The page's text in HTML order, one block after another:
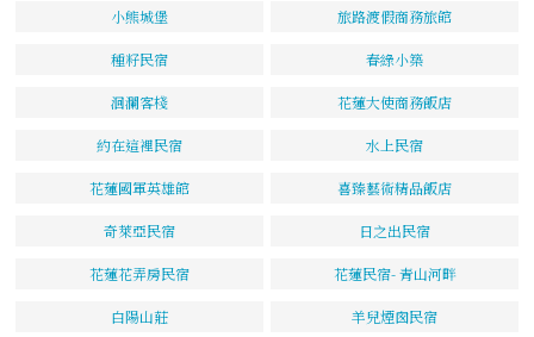
小熊城堡 旅路渡假商務旅館
種籽民宿 春綠小築
洄瀾客棧 花蓮大使商務飯店
約在這裡民宿 水上民宿
花蓮國軍英雄館 喜臻藝術精品飯店
奇萊亞民宿 日之出民宿
花蓮花弄房民宿 花蓮民宿- 青山河畔
白陽山莊 羊兒煙囪民宿